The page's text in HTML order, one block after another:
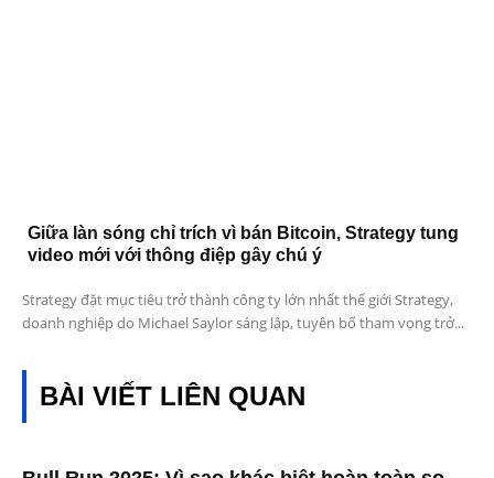
Giữa làn sóng chỉ trích vì bán Bitcoin, Strategy tung
video mới với thông điệp gây chú ý
Strategy đặt mục tiêu trở thành công ty lớn nhất thế giới Strategy,
doanh nghiệp do Michael Saylor sáng lập, tuyên bố tham vọng trở...
BÀI VIẾT LIÊN QUAN